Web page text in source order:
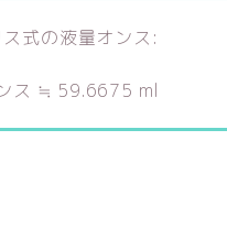
式の液量オンス:
ス ≒ 59.6675 ml